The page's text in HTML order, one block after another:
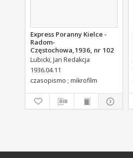
Express Poranny Kielce -
Radom-
Częstochowa,1936, nr 102
Lubicki, Jan Redakcja
1936.04.11
czasopismo ; mikrofilm